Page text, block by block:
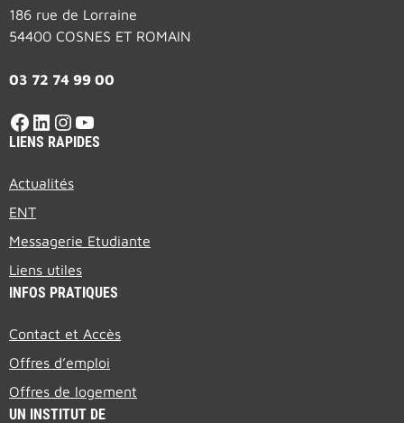
186 rue de Lorraine
54400 COSNES ET ROMAIN
03 72 74 99 00
Facebook
LinkedIn
Instagram
YouTube
LIENS RAPIDES
Actualités
ENT
Messagerie Etudiante
Liens utiles
INFOS PRATIQUES
Contact et Accès
Offres d’emploi
Offres de logement
UN INSTITUT DE